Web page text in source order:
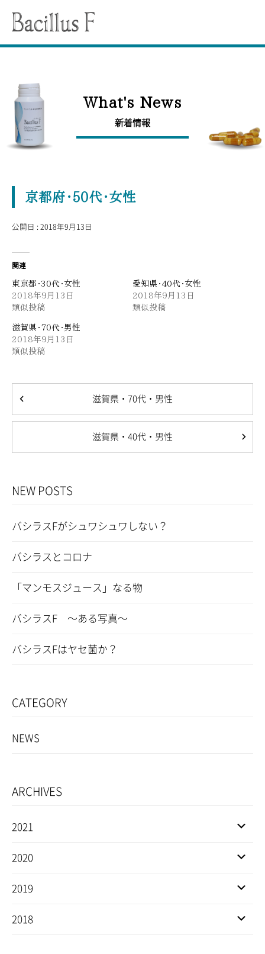
HISTORY
誕生秘話
VOICE
お客様の声
CONTACT
お問い合わせ
What's News
新着情報
京都府・50代・女性
公開日 : 2018年9月13日
関連
東京都・30代・女性
2018年9月13日
類似投稿
愛知県・40代・女性
2018年9月13日
類似投稿
滋賀県・70代・男性
2018年9月13日
類似投稿
滋賀県・70代・男性
滋賀県・40代・男性
NEW POSTS
バシラスFがシュワシュワしない？
バシラスとコロナ
「マンモスジュース」なる物
バシラスF ～ある写真～
バシラスFはヤセ菌か？
CATEGORY
NEWS
ARCHIVES
2021
2020
2019
2018